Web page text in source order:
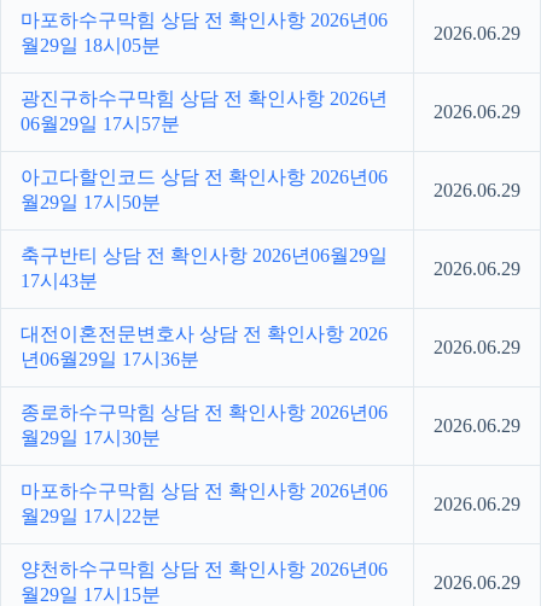
마포하수구막힘 상담 전 확인사항 2026년06
월29일 18시05분
2026.06.29
광진구하수구막힘 상담 전 확인사항 2026년
06월29일 17시57분
2026.06.29
아고다할인코드 상담 전 확인사항 2026년06
월29일 17시50분
2026.06.29
축구반티 상담 전 확인사항 2026년06월29일
17시43분
2026.06.29
대전이혼전문변호사 상담 전 확인사항 2026
년06월29일 17시36분
2026.06.29
종로하수구막힘 상담 전 확인사항 2026년06
월29일 17시30분
2026.06.29
마포하수구막힘 상담 전 확인사항 2026년06
월29일 17시22분
2026.06.29
양천하수구막힘 상담 전 확인사항 2026년06
월29일 17시15분
2026.06.29